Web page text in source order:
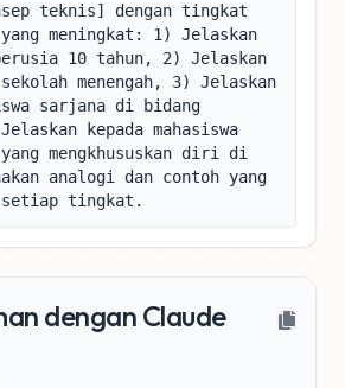
teknis] dengan tingkat
meningkat: 1) Jelaskan
10 tahun, 2) Jelaskan
menengah, 3) Jelaskan
sarjana di bidang
kepada mahasiswa
mengkhususkan diri di
analogi dan contoh yang
setiap tingkat.
dengan Claude